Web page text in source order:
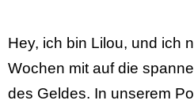
Hey, ich bin Lilou, und ich
Wochen mit auf die
des Geldes. In unserem